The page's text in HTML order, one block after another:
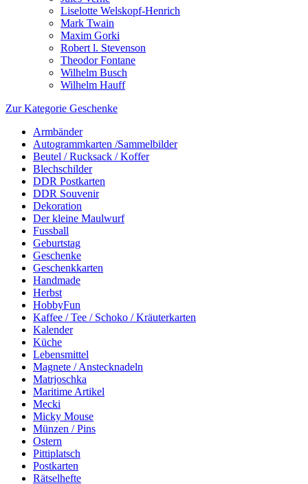
Liselotte Welskopf-Henrich
Mark Twain
Maxim Gorki
Robert l. Stevenson
Theodor Fontane
Wilhelm Busch
Wilhelm Hauff
Zur Kategorie Geschenke
Armbänder
Autogrammkarten /Sammelbilder
Beutel / Rucksack / Koffer
Blechschilder
DDR Postkarten
DDR Souvenir
Dekoration
Der kleine Maulwurf
Fussball
Geburtstag
Geschenke
Geschenkkarten
Handmade
Herbst
HobbyFun
Kaffee / Tee / Schoko / Kräuterkarten
Kalender
Küche
Lebensmittel
Magnete / Anstecknadeln
Matrjoschka
Maritime Artikel
Mecki
Micky Mouse
Münzen / Pins
Ostern
Pittiplatsch
Postkarten
Rätselhefte